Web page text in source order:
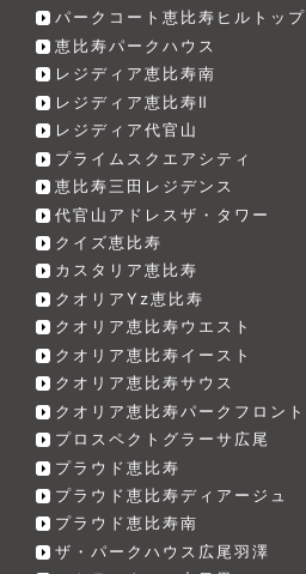
パークコート恵比寿ヒルトップ
恵比寿パークハウス
レジディア恵比寿南
レジディア恵比寿Ⅱ
レジディア代官山
プライムスクエアシティ
恵比寿三田レジデンス
代官山アドレスザ・タワー
クイズ恵比寿
カスタリア恵比寿
クオリアYz恵比寿
クオリア恵比寿ウエスト
クオリア恵比寿イースト
クオリア恵比寿サウス
クオリア恵比寿パークフロント
プロスペクトグラーサ広尾
プラウド恵比寿
プラウド恵比寿ディアージュ
プラウド恵比寿南
ザ・パークハウス広尾羽澤